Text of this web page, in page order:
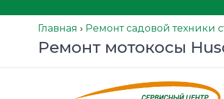
Главная › Ремонт садовой техники
Ремонт мотокосы